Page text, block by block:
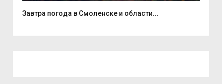
Завтра погода в Смоленске и области...